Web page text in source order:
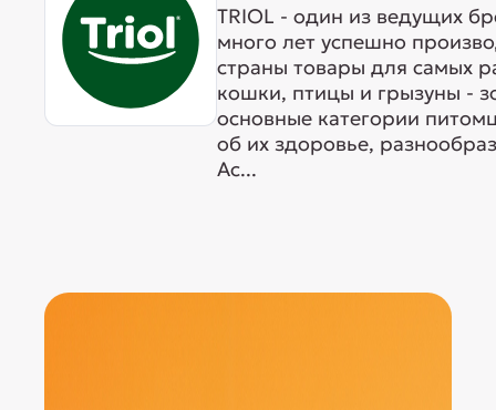
TRIOL - один из ведущих
много лет успешно
страны товары для самых
кошки, птицы и грызуны -
основные категории
об их здоровье,
Ас...